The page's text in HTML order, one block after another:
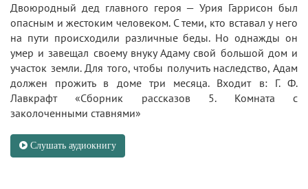
Двоюродный дед главного героя — Урия Гаррисон был
опасным и жестоким человеком. С теми, кто вставал у него
на пути происходили различные беды. Но однажды он
умер и завещал своему внуку Адаму свой большой дом и
участок земли. Для того, чтобы получить наследство, Адам
должен прожить в доме три месяца. Входит в: Г. Ф.
Лавкрафт «Сборник рассказов 5. Комната с
заколоченными ставнями»
Слушать аудиокнигу